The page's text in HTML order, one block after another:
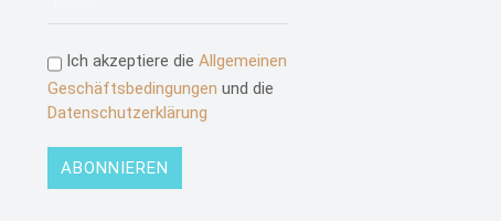
Ich akzeptiere die Allgemeinen
Geschäftsbedingungen und die
Datenschutzerklärung
ABONNIEREN